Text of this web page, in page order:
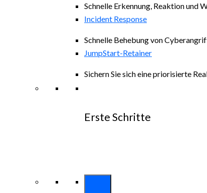
Schnelle Erkennung, Reaktion und
Incident Response
Schnelle Behebung von
JumpStart-Retainer
Sichern Sie sich eine priorisierte
Erste Schritte